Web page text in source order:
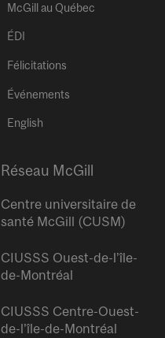
McGill au Québec
ÉDI
Félicitations
Événements
English
Réseau McGill
Centre universitaire de
santé McGill (CUSM)
CIUSSS Ouest-de-l’île-
de-Montréal
CIUSSS Centre-Ouest-
de-l’île-de-Montréal